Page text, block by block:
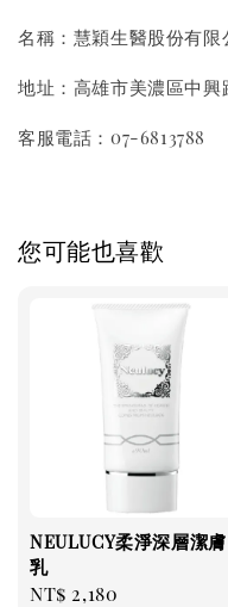
名稱：慧穎生醫股份有限
地址：高雄市美濃區中興
客服電話：07-6813788
您可能也喜歡
NEULUCY柔淨深層潔膚
乳
Regular
NT$ 2,180